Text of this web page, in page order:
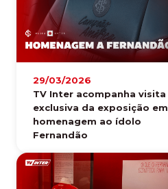
29/03/2026
TV Inter acompanha visita
exclusiva da exposição em
homenagem ao ídolo
Fernandão